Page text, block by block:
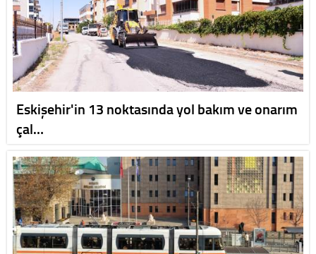
Eskişehir'in 13 noktasında yol bakım ve onarım
çal…